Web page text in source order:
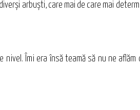
arbuşti, care mai de care mai
Îmi era însă teamă să nu ne aflăm